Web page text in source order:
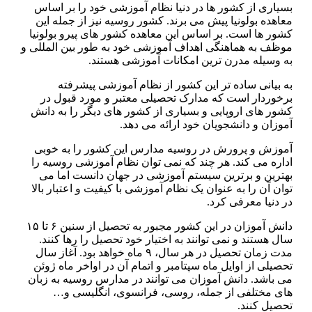
بسیاری از کشور ها در دنیا نظام آموزشی خود را بر اساس
معاهده بولونیا پیش می برند. کشور روسیه نیز از جمله این
کشور ها است. بر اساس این معاهده کشور های پیرو بولونیا
موظف به هماهنگی اهداف آموزشی خود به طور بین المللی و
به وسیله مدرن ترین امکانات آموزشی هستند.
به بیانی ساده تر این کشور از نظام آموزشی پیشرفته
برخوردار است که مدارک تحصیلی معتبر و مورد قبول در
کشور های اروپایی و بسیاری از کشور های دیگر را به دانش
آموزان و دانشجویان خود ارائه می دهد.
آموزش و پرورش در روسیه مدارس این کشور را به خوبی
اداره می کند. هر چند که نمی توان نظام آموزشی روسیه را
بهترین و برترین سیستم آموزشی در جهان دانست اما می
توان آن را به عنوان یک نظام آموزشی با کیفیت و اعتبار بالا
در دنیا معرفی کرد.
دانش آموزان در این کشور مجبور به تحصیل از سنین ۶ تا ۱۵
سال هستند و نمی توانند به اختیار خود تحصیل را رها کنند.
مدت زمان تحصیل در هر سال، ۹ ماه خواهد بود. آغاز سال
تحصیلی از اوایل ماه سپتامبر و اتمام آن در اواخر ماه ژوئن
می باشد. دانش آموزان می توانند در مدارس روسیه به زبان
های مختلفی از جمله، روسی، فرانسوی، انگلیسی و…
تحصیل کنند.